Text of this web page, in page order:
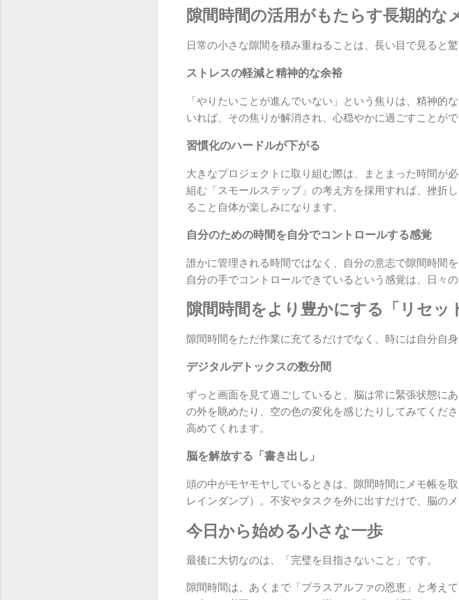
隙間時間の活用がもたらす長期的な
日常の小さな隙間を積み重ねることは、長い目で見ると
ストレスの軽減と精神的な余裕
「やりたいことが進んでいない」という焦りは、精神的
いれば、その焦りが解消され、心穏やかに過ごすことがで
習慣化のハードルが下がる
大きなプロジェクトに取り組む際は、まとまった時間が
組む「スモールステップ」の考え方を採用すれば、挫折
ること自体が楽しみになります。
自分のための時間を自分でコントロールする感覚
誰かに管理される時間ではなく、自分の意志で隙間時間
自分の手でコントロールできているという感覚は、日々
隙間時間をより豊かにする「リセッ
隙間時間をただ作業に充てるだけでなく、時には自分自
デジタルデトックスの数分間
ずっと画面を見て過ごしていると、脳は常に緊張状態に
の外を眺めたり、空の色の変化を感じたりしてみてくだ
高めてくれます。
脳を解放する「書き出し」
頭の中がモヤモヤしているときは、隙間時間にメモ帳を
レインダンプ）。不安やタスクを外に出すだけで、脳の
今日から始める小さな一歩
最後に大切なのは、「完璧を目指さないこと」です。
隙間時間は、あくまで「プラスアルファの恩恵」と考え